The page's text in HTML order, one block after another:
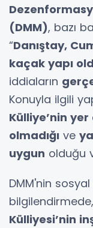
(DMM), bazı
“Danıştay,
kaçak yapı
iddiaların
Konuyla ilgili
Külliye’nin yer
olmadığı ve
uygun olduğu
DMM'nin
bilgilendirmede,
Külliyesi’nin